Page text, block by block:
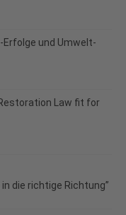
Erfolge und Umwelt-
Law fit for
die richtige Richtung”